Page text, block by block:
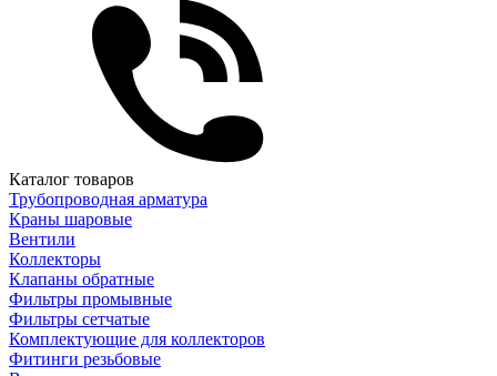
Каталог товаров
Трубопроводная арматура
Краны шаровые
Вентили
Коллекторы
Клапаны обратные
Фильтры промывные
Фильтры сетчатые
Комплектующие для коллекторов
Фитинги резьбовые